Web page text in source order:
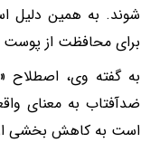
شوند. به همین دلیل
برای محافظت از پوست
به گفته وی، اصطلاح
ضدآفتاب به معنای
است به کاهش بخشی از